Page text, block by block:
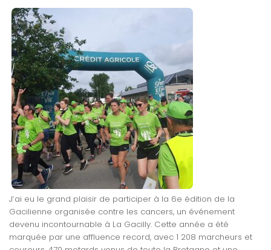
J’ai eu le grand plaisir de participer à la 6e édition de la
Gacilienne organisée contre les cancers, un événement
devenu incontournable à La Gacilly. Cette année a été
marquée par une affluence record, avec 1 208 marcheurs et